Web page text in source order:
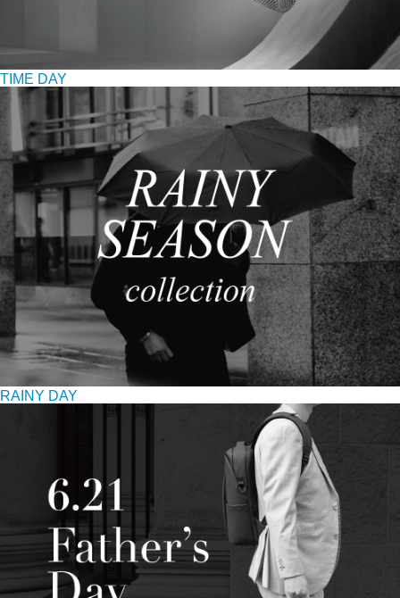
TIME DAY
RAINY DAY